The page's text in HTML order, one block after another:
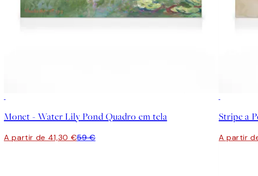
Monet - Water Lily Pond Quadro em tela
A partir de 41,30 €59 €
Stripe a
A partir